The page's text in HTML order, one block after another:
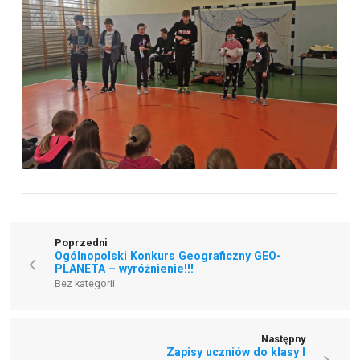
Poprzedni
Ogólnopolski Konkurs Geograficzny GEO-
PLANETA – wyróżnienie!!!
Bez kategorii
Następny
Zapisy uczniów do klasy I